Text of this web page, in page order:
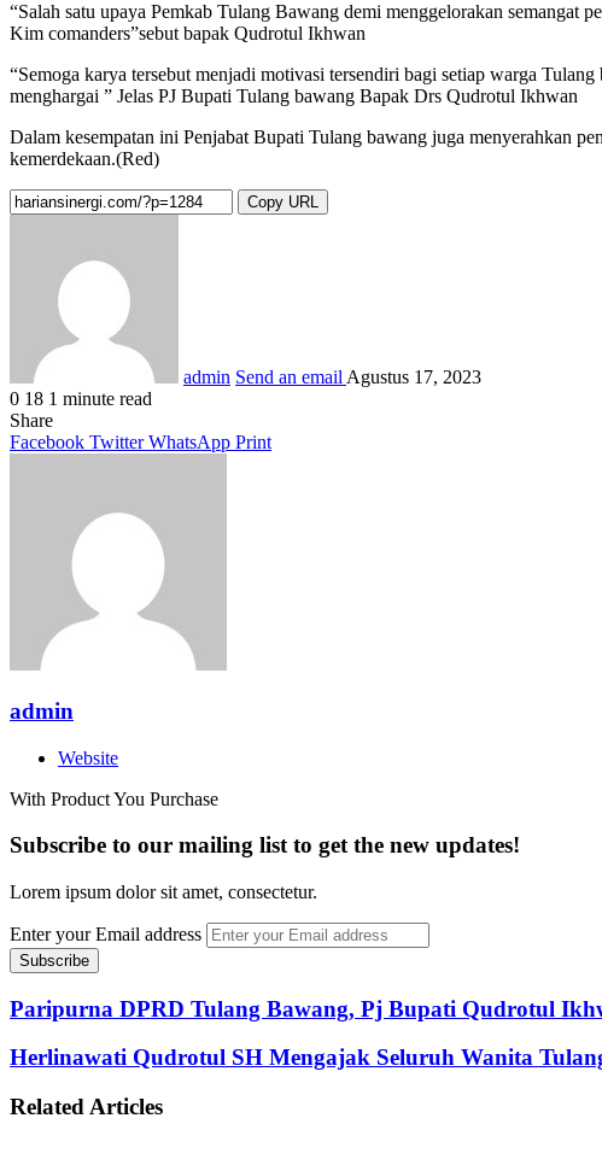
“Salah satu upaya Pemkab Tulang Bawang demi menggelorakan semangat
Kim comanders”sebut bapak Qudrotul Ikhwan
“Semoga karya tersebut menjadi motivasi tersendiri bagi setiap warga
menghargai ” Jelas PJ Bupati Tulang bawang Bapak Drs Qudrotul Ikhwan
Dalam kesempatan ini Penjabat Bupati Tulang bawang juga menyerahkan
kemerdekaan.(Red)
Copy URL
admin Send an email Agustus 17, 2023
0 18 1 minute read
Share
Facebook Twitter WhatsApp Print
admin
Website
With Product You Purchase
Subscribe to our mailing list to get the new updates!
Lorem ipsum dolor sit amet, consectetur.
Enter your Email address
Paripurna DPRD Tulang Bawang, Pj Bupati Qudrotul
Herlinawati Qudrotul SH Mengajak Seluruh Wanita
Related Articles